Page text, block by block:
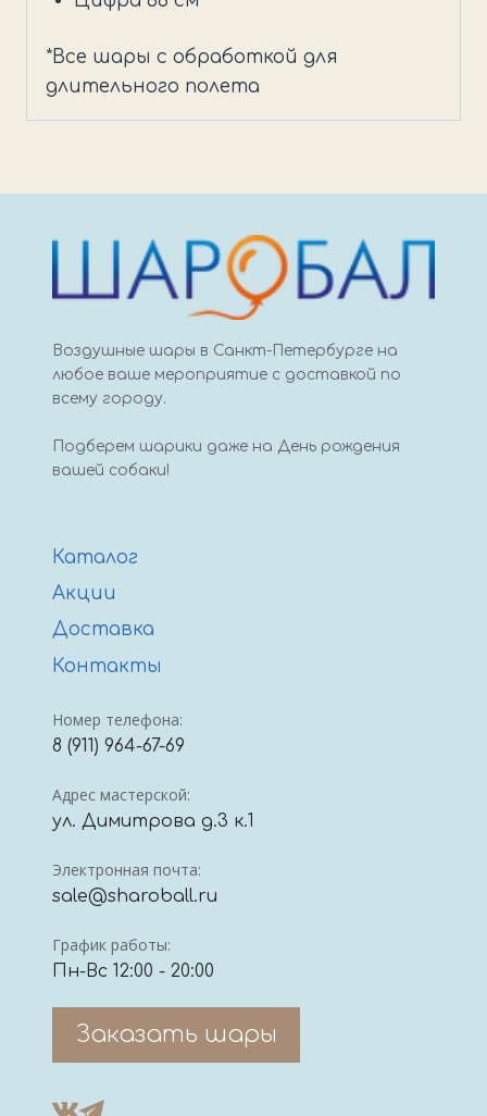
*Все шары с обработкой для
длительного полета
Воздушные шары в Санкт-Петербурге на
любое ваше мероприятие с доставкой по
всему городу.
Подберем шарики даже на День рождения
вашей собаки!
Каталог
Акции
Доставка
Контакты
Номер телефона:
8 (911) 964-67-69
Адрес мастерской:
ул. Димитрова д.3 к.1
Электронная почта:
sale@sharoball.ru
График работы:
Пн-Вс 12:00 - 20:00
Заказать шары